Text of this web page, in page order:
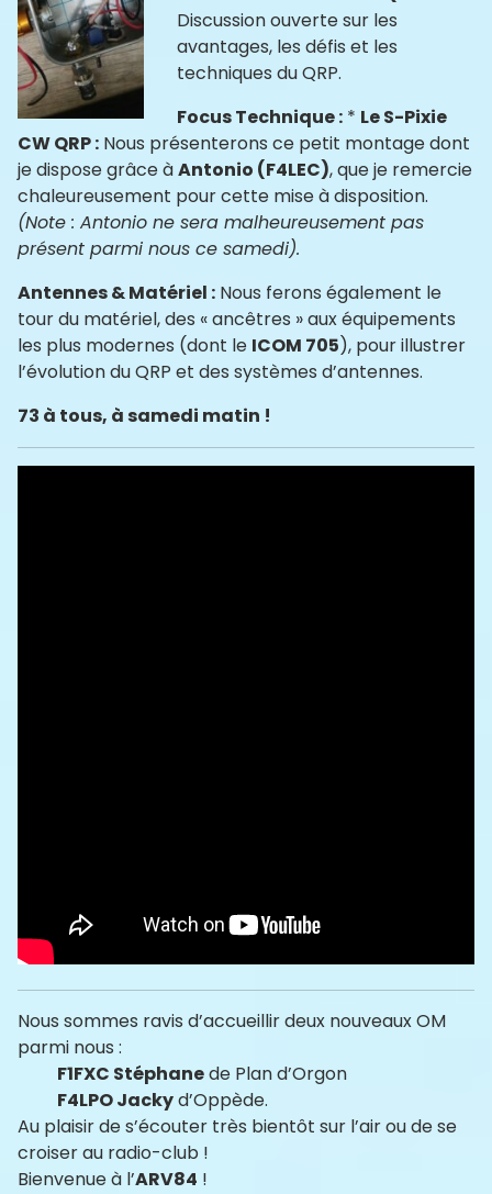
Discussion ouverte sur les
avantages, les défis et les
techniques du QRP.
Focus Technique : * Le S-Pixie
CW QRP : Nous présenterons ce petit montage dont
je dispose grâce àAntonio (F4LEC), que je remercie
chaleureusement pour cette mise à disposition.
(Note : Antonio ne sera malheureusement pas
présent parmi nous ce samedi).
Antennes & Matériel : Nous ferons également le
tour du matériel, des « ancêtres » aux équipements
les plus modernes (dont le ICOM 705), pour illustrer
l’évolution du QRP et des systèmes d’antennes.
73 à tous, à samedi matin !
Nous sommes ravis d’accueillir deux nouveaux OM
parmi nous :
F1FXC Stéphanede Plan d’Orgon
F4LPO Jackyd’Oppède.
Au plaisir de s’écouter très bientôt sur l’air ou de se
croiser au radio-club !
Bienvenue à l’ARV84 !